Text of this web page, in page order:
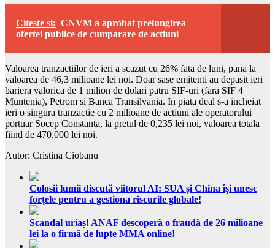
Citeste si: CNVM a aprobat prelungirea
ofertei publice de cumparare de actiuni
Valoarea tranzactiilor de ieri a scazut cu 26% fata de luni, pana la
valoarea de 46,3 milioane lei noi. Doar sase emitenti au depasit ieri
bariera valorica de 1 milion de dolari patru SIF-uri (fara SIF 4
Muntenia), Petrom si Banca Transilvania. In piata deal s-a incheiat
ieri o singura tranzactie cu 2 milioane de actiuni ale operatorului
portuar Socep Constanta, la pretul de 0,235 lei noi, valoarea totala
fiind de 470.000 lei noi.
Autor: Cristina Ciobanu
Colosii lumii discută viitorul AI: SUA și China își unesc
forțele pentru a gestiona riscurile globale!
Scandal uriaș! ANAF descoperă o fraudă de 26 milioane
lei la o firmă de lupte MMA online!